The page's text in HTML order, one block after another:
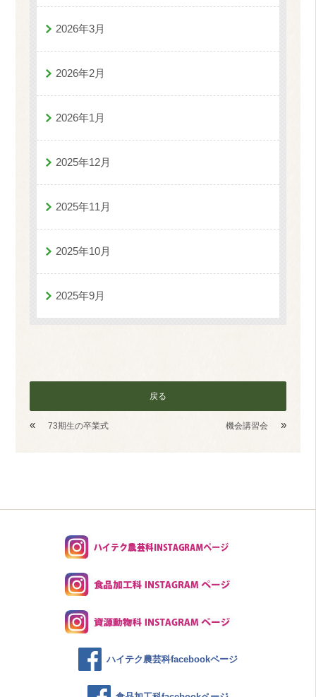
2026年3月
2026年2月
2026年1月
2025年12月
2025年11月
2025年10月
2025年9月
戻る
« 73期生の卒業式 機会講習会 »
ハイテク農芸科facebookページ